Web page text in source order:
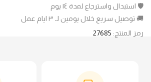
🛡️ استبدال واسترجاع لمدة ١٤ يوم
🚚 توصيل سريع خلال يومين لـ ٣ ايام عمل
رمز المنتج: 27685